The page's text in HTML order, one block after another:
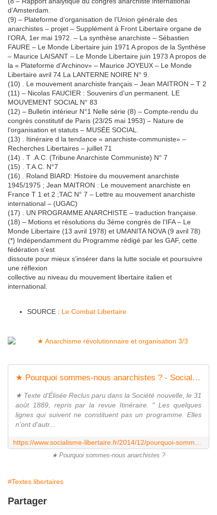
d’Amsterdam.
(9) – Plateforme d’organisation de l’Union générale des
anarchistes – projet – Supplément à Front Libertaire organe de
l’ORA, 1er mai 1972. – La synthèse anarchiste – Sébastien
FAURE – Le Monde Libertaire juin 1971 A propos de la Synthèse
– Maurice LAISANT – Le Monde Libertaire juin 1973 A propos de
la « Plateforme d’Archinov» – Maurice JOYEUX – Le Monde
Libertaire avril 74 La LANTERNE NOIRE N° 9.
(10) . Le mouvement anarchiste français – Jean MAITRON – T 2
(11) – Nicolas FAUCIER : Souvenirs d’un permanent. LE
MOUVEMENT SOCIAL N° 83
(12) – Bulletin intérieur N°1 Nelle série (8) – Compte-rendu du
congrès constitutif de Paris (23/25 mai 1953) – Nature de
l’organisation et statuts – MUSÉE SOCIAL.
(13) . Itinéraire d la tendance « anarchiste-communiste» –
Recherches Libertaires – juillet 71
(14) . T .A.C. (Tribune Anarchiste Communiste) N° 7
(15) . T.A.C. N°7
(16) . Roland BIARD: Histoire du mouvement anarchiste
1945/1975 ; Jean MAITRON : Le mouvement anarchiste en
France T 1 et 2 ;TAC N° 7 – Lettre au mouvement anarchiste
international – (UGAC)
(17) . UN PROGRAMME ANARCHISTE – traduction française.
(18) – Motions et résolutions du 3ème congrès de l’IFA – Le
Monde Libertaire (13 avril 1978) et UMANITA NOVA (9 avril 78)
(*) Indépendamment du Programme rédigé par les GAF, cette
fédération s’est
dissoute pour mieux s’insérer dans la lutte sociale et poursuivre
une réflexion
collective au niveau du mouvement libertaire italien et
international.
SOURCE : Le Combat Libertaire
★ Pourquoi sommes-nous anarchistes ? - Socialisme libertaire
★ Texte d'Élisée Reclus paru dans la Société nouvelle, le 31
août 1889, repris par la revue Itinéraire. " Les quelques
lignes qui suivent ne constituent pas un programme. Elles
n'ont d'autr...
★ Pourquoi sommes-nous anarchistes ?
#Textes libertaires
Partager